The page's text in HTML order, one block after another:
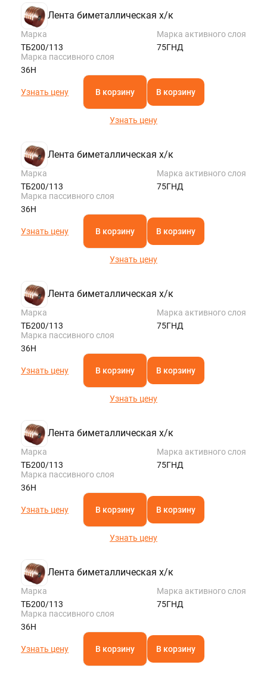
Лента биметаллическая х/к
Марка
ТБ200/113
Марка активного слоя
75ГНД
Марка пассивного слоя
36Н
Узнать цену В корзину В корзину
Узнать цену
Лента биметаллическая х/к
Марка
ТБ200/113
Марка активного слоя
75ГНД
Марка пассивного слоя
36Н
Узнать цену В корзину В корзину
Узнать цену
Лента биметаллическая х/к
Марка
ТБ200/113
Марка активного слоя
75ГНД
Марка пассивного слоя
36Н
Узнать цену В корзину В корзину
Узнать цену
Лента биметаллическая х/к
Марка
ТБ200/113
Марка активного слоя
75ГНД
Марка пассивного слоя
36Н
Узнать цену В корзину В корзину
Узнать цену
Лента биметаллическая х/к
Марка
ТБ200/113
Марка активного слоя
75ГНД
Марка пассивного слоя
36Н
Узнать цену В корзину В корзину